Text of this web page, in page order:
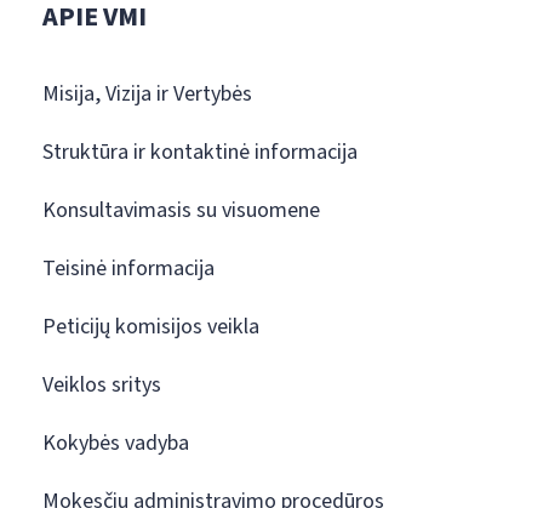
APIE VMI
Misija, Vizija ir Vertybės
Struktūra ir kontaktinė informacija
Konsultavimasis su visuomene
Teisinė informacija
Peticijų komisijos veikla
Veiklos sritys
Kokybės vadyba
Mokesčių administravimo procedūros